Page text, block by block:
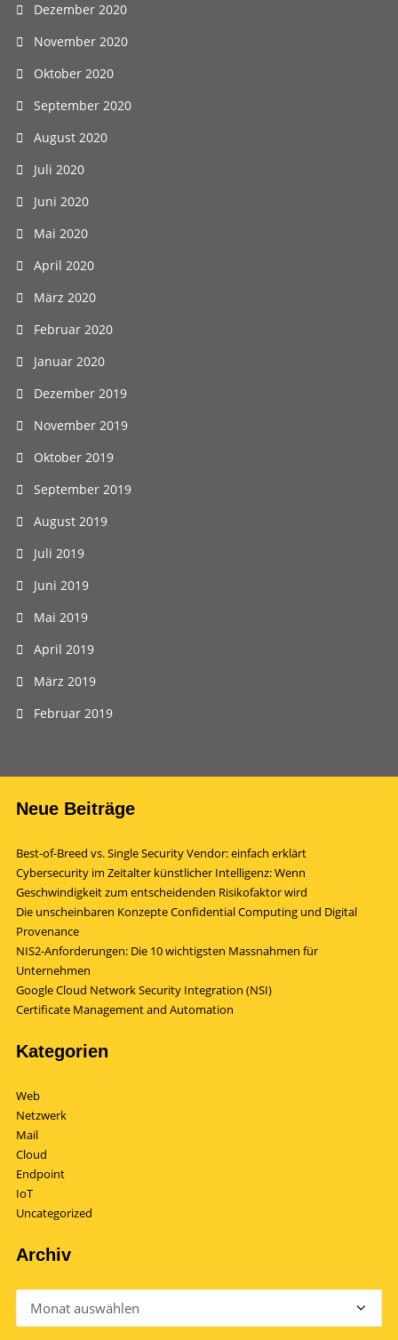
Dezember 2020
November 2020
Oktober 2020
September 2020
August 2020
Juli 2020
Juni 2020
Mai 2020
April 2020
März 2020
Februar 2020
Januar 2020
Dezember 2019
November 2019
Oktober 2019
September 2019
August 2019
Juli 2019
Juni 2019
Mai 2019
April 2019
März 2019
Februar 2019
Neue Beiträge
Best-of-Breed vs. Single Security Vendor: einfach erklärt
Cybersecurity im Zeitalter künstlicher Intelligenz: Wenn
Geschwindigkeit zum entscheidenden Risikofaktor wird
Die unscheinbaren Konzepte Confidential Computing und Digital
Provenance
NIS2-Anforderungen: Die 10 wichtigsten Massnahmen für
Unternehmen
Google Cloud Network Security Integration (NSI)
Certificate Management and Automation
Kategorien
Web
Netzwerk
Mail
Cloud
Endpoint
IoT
Uncategorized
Archiv